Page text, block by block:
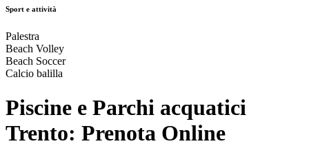
Sport e attività
Palestra
Beach Volley
Beach Soccer
Calcio balilla
Piscine e Parchi acquatici
Trento: Prenota Online